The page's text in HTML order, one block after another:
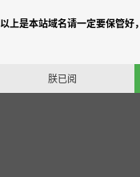
以上是本站域名请一定要保管好，
朕已阅